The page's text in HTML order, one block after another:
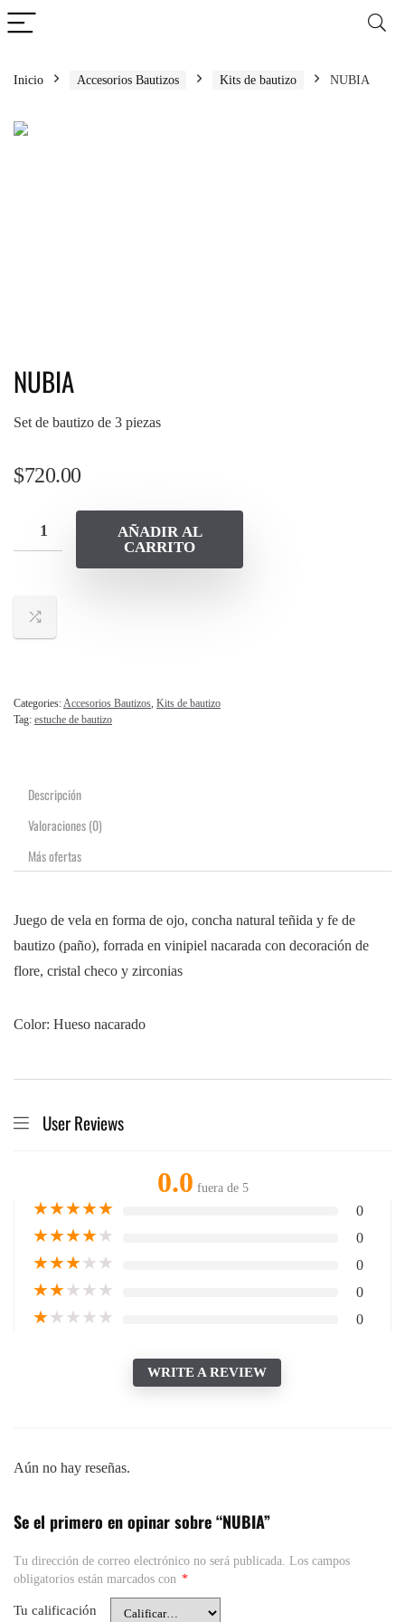
Inicio Accesorios Bautizos Kits de bautizo NUBIA
NUBIA
Set de bautizo de 3 piezas
$720.00
AÑADIR AL
CARRITO
Categories:Accesorios Bautizos, Kits de bautizo
Tag: estuche de bautizo
Descripción
Valoraciones (0)
Más ofertas
Juego de vela en forma de ojo, concha natural teñida y fe de
bautizo (paño), forrada en vinipiel nacarada con decoración de
flore, cristal checo y zirconias
Color: Hueso nacarado
User Reviews
0.0 fuera de 5
★★★★★ 0
★★★★★ 0
★★★★★ 0
★★★★★ 0
★★★★★ 0
WRITE A REVIEW
Aún no hay reseñas.
Se el primero en opinar sobre “NUBIA”
Tu dirección de correo electrónico no será publicada. Los campos
obligatorios están marcados con *
Tu calificación